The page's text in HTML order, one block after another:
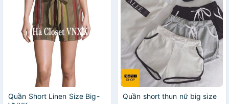
Quần Short Linen Size Big-
Quần short thun nữ big size